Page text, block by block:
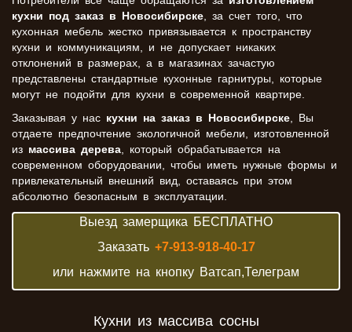
кухни под заказ в Новосибирске , за счет того, что
кухонная мебель жестко привязывается к пространству
кухни и коммуникациям, и не допускает никаких
отклонений в размерах, а в магазинах зачастую
представлены стандартные кухонные гарнитуры, которые
могут не подойти для кухни в современной квартире.
Заказывая у нас кухни на заказ в Новосибирске , Вы
отдаете предпочтение экологичной мебели, изготовленной
из массива дерева , который обрабатывается на
современном оборудовании, чтобы иметь нужные формы и
привлекательный внешний вид, оставаясь при этом
абсолютно безопасным в эксплуатации.
Выезд замерщика БЕСПЛАТНО
Заказать +7-913-918-40-17
или нажмите на кнопку Ватсап,Телеграм
Кухни из массива сосны